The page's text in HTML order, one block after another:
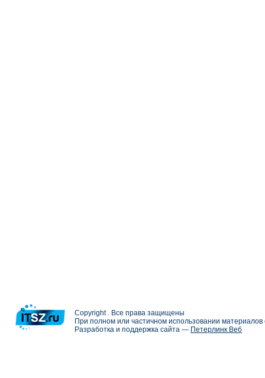
Copyright . Все права защищены
При полном или частичном использовании
Разработка и поддержка сайта — Петерлинк Веб